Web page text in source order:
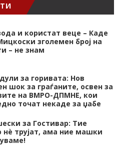
и користат веце – Каде
зголемен број на
– не знам
за горивата: Нов
шок за граѓаните, освен за
на ВМРО-ДПМНЕ, кои
точат некаде за џабе
за Гостивар: Тие
нѐ трујат, ама ние машки